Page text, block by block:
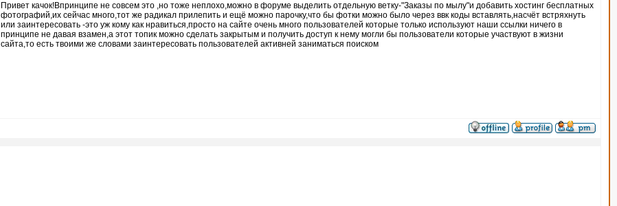
Привет качок!Впринципе не совсем это ,но тоже неплохо,можно в форуме выделить отдельную ветку-"Заказы по мылу"и добавить хостинг бесплатных
фотографий,их сейчас много,тот же радикал прилепить и ещё можно парочку,что бы фотки можно было через ввк коды вставлять,насчёт встряхнуть
или заинтересовать -это уж кому как нравиться,просто на сайте очень много пользователей которые только используют наши ссылки ничего в
принципе не давая взамен,а этот топик можно сделать закрытым и получить доступ к нему могли бы пользователи которые участвуют в жизни
сайта,то есть твоими же словами заинтересовать пользователей активней заниматься поиском